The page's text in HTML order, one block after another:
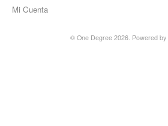
Mi Cuenta
© One Degree2026. Powered by